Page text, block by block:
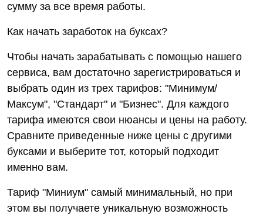
сумму за все время работы.
Как начать заработок на буксах?
Чтобы начать зарабатывать с помощью нашего
сервиса, вам достаточно зарегистрироваться и
выбрать один из трех тарифов: "Минимум/
Максум", "Стандарт" и "Бизнес". Для каждого
тарифа имеются свои нюансы и цены на работу.
Сравните приведенные ниже цены с другими
буксами и выберите тот, который подходит
именно вам.
Тариф "Миниум" самый минимальный, но при
этом вы получаете уникальную возможность